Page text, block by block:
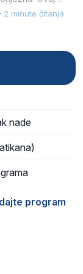
2 minute čitanja
nade
program